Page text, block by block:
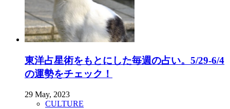
東洋占星術をもとにした毎週の占い。5/29-6/4
の運勢をチェック！
29 May, 2023
CULTURE